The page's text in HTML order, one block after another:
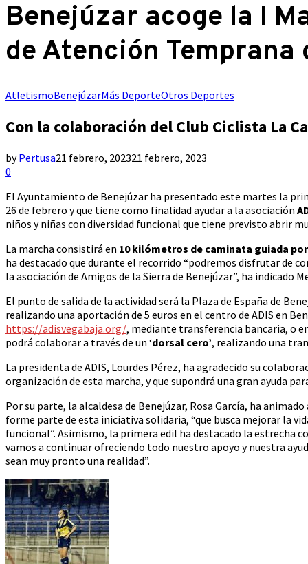
Benejúzar acoge la I
de Atención Temprana
AtletismoBenejúzarMás DeporteOtros Deportes
Con la colaboración del Club Ciclista La
byPertusa21 febrero, 202321 febrero, 2023
0
El Ayuntamiento de Benejúzar ha presentado este martes la
26 de febrero y que tiene como finalidad ayudar a la asociación
niños y niñas con diversidad funcional que tiene previsto abrir
La marcha consistirá en 10 kilómetros de caminata guiada
ha destacado que durante el recorrido “podremos disfrutar de
la asociación de Amigos de la Sierra de Benejúzar”, ha indicado
El punto de salida de la actividad será la Plaza de España de
realizando una aportación de 5 euros en el centro de ADIS en
https://adisvegabaja.org/, mediante transferencia bancaria, o
podrá colaborar a través de un ‘dorsal cero’, realizando una
La presidenta de ADIS, Lourdes Pérez, ha agradecido su
organización de esta marcha, y que supondrá una gran ayuda
Por su parte, la alcaldesa de Benejúzar, Rosa García, ha
forme parte de esta iniciativa solidaria, “que busca mejorar la
funcional”. Asimismo, la primera edil ha destacado la estrecha
vamos a continuar ofreciendo todo nuestro apoyo y nuestra
sean muy pronto una realidad”.